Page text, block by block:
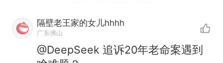
隔壁老王家的女儿hhhh
广东佛山
@DeepSeek 追诉20年老命案遇到